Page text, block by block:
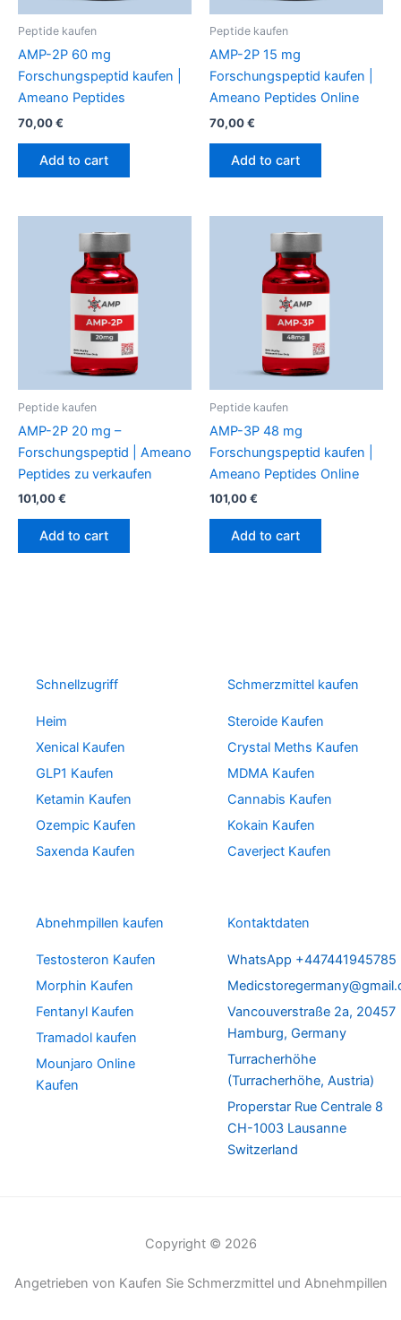
Peptide kaufen
AMP-2P 60 mg
Forschungspeptid kaufen |
Ameano Peptides
70,00€
Add to cart
Peptide kaufen
AMP-2P 15 mg
Forschungspeptid kaufen |
Ameano Peptides Online
70,00€
Add to cart
Peptide kaufen
AMP-2P 20 mg –
Forschungspeptid | Ameano
Peptides zu verkaufen
101,00€
Add to cart
Peptide kaufen
AMP-3P 48 mg
Forschungspeptid kaufen |
Ameano Peptides Online
101,00€
Add to cart
Schnellzugriff
Heim
Xenical Kaufen
GLP1 Kaufen
Ketamin Kaufen
Ozempic Kaufen
Saxenda Kaufen
Schmerzmittel kaufen
Steroide Kaufen
Crystal Meths Kaufen
MDMA Kaufen
Cannabis Kaufen
Kokain Kaufen
Caverject Kaufen
Abnehmpillen kaufen
Testosteron Kaufen
Morphin Kaufen
Fentanyl Kaufen
Tramadol kaufen
Mounjaro Online
Kaufen
Kontaktdaten
WhatsApp +447441945785
Vancouverstraße 2a, 20457
Hamburg, Germany
Turracherhöhe
(Turracherhöhe, Austria)
Properstar Rue Centrale 8
CH-1003 Lausanne
Switzerland
Copyright © 2026
Angetrieben von Kaufen Sie Schmerzmittel und Abnehmpillen